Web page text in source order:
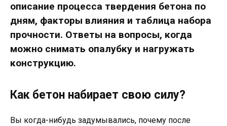
описание процесса твердения бетона по
дням, факторы влияния и таблица набора
прочности. Ответы на вопросы, когда
можно снимать опалубку и нагружать
конструкцию.
Как бетон набирает свою силу?
Вы когда-нибудь задумывались, почему после